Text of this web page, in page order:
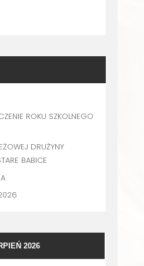
ROKU SZKOLNEGO
DRUŻYNY
BABICE
2026